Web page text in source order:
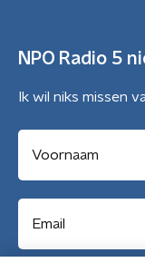
NPO Radio 5
Ik wil niks missen